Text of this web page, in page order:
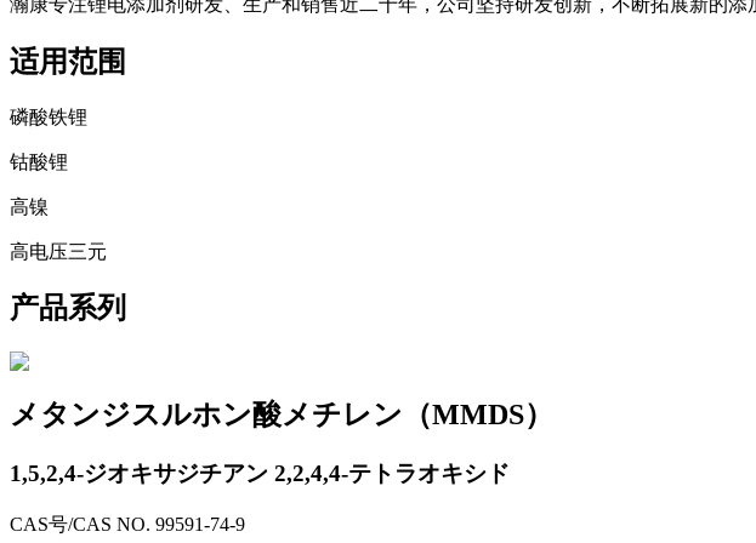
适用范围
磷酸铁锂
钴酸锂
高镍
高电压三元
产品系列
メタンジスルホン酸メチレン（MMDS）
1,5,2,4-ジオキサジチアン 2,2,4,4-テトラオキシド
CAS号/CAS NO. 99591-74-9